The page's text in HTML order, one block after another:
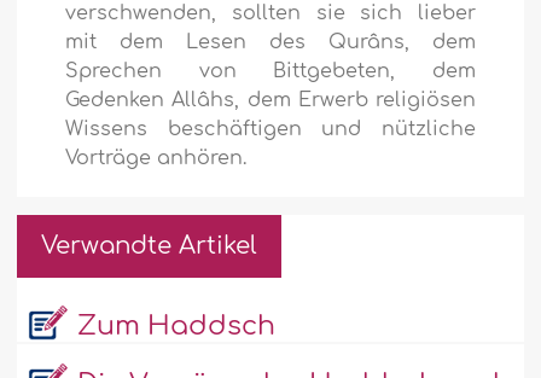
verschwenden, sollten sie sich lieber
mit dem Lesen des Qurâns, dem
Sprechen von Bittgebeten, dem
Gedenken Allâhs, dem Erwerb religiösen
Wissens beschäftigen und nützliche
Vorträge anhören.
Verwandte Artikel
Zum Haddsch